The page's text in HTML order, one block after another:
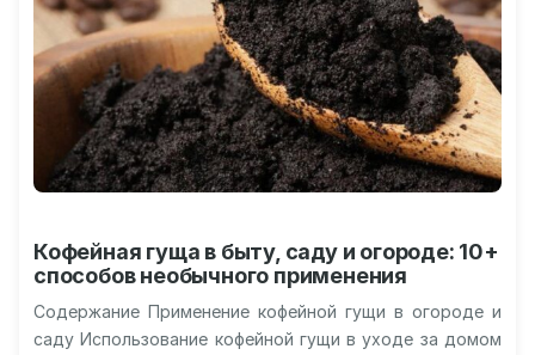
Кофейная гуща в быту, саду и огороде: 10+
способов необычного применения
Содержание Применение кофейной гущи в огороде и
саду Использование кофейной гущи в уходе за домом